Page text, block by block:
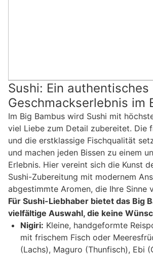
Sushi: Ein authentisches
Geschmackserlebnis im
Im Big Bambus wird Sushi mit
viel Liebe zum Detail zubereitet. Die
und die erstklassige Fischqualität
und machen jeden Bissen zu einem
Erlebnis. Hier vereint sich die Kunst
Sushi-Zubereitung mit modernem
abgestimmte Aromen, die Ihre Sinne
Für Sushi-Liebhaber bietet das Big
vielfältige Auswahl, die keine
Nigiri: Kleine, handgeformte
mit frischem Fisch oder
(Lachs), Maguro (Thunfisch), Ebi